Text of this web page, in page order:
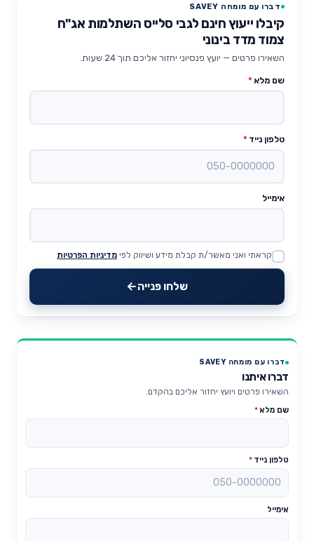
דברו עם מומחה SAVEY
קיבלו ייעוץ חינם לגבי סלייס השתלמות אג"ח
צמוד מדד בינוני
השאירו פרטים — יועץ פנסיוני יחזור אליכם תוך 24 שעות.
שם מלא *
טלפון נייד *
אימייל
Website
קראתי ואני מאשר/ת קבלת מידע ושיווק לפי מדיניות הפרטיות
שלחו פנייה
דברו עם מומחה SAVEY
דברו איתנו
השאירו פרטים ויועץ יחזור אליכם בהקדם.
שם מלא*
טלפון נייד *
אימייל